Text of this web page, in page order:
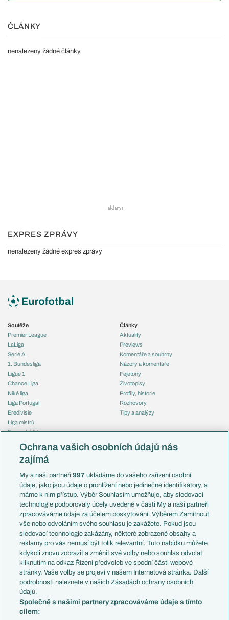
ČLÁNKY
nenalezeny žádné články
EXPRES ZPRÁVY
nenalezeny žádné expres zprávy
Soutěže
Premier League
LaLiga
Serie A
1. Bundesliga
Ligue 1
Chance Liga
Niké liga
Liga Portugal
Eredivisie
Liga mistrů
Evropská liga
Mistrovství světa
Liga národů
Témata
Představení týmů MS
EuroSkauting
PL v kostce
Evropské koeficienty
Přestupy
Přestupové spekulace
Zranění
Kluby
Arsenal FC
Chelsea FC
Manchester United
AC Milán
Články
Aktuality
Previews
Komentáře a souhrny
Názory a komentáře
Fejetony
Životopisy
Profily, historie
Rozhovory
Tipy a analýzy
Česko
Francie
Itálie
Německo
Španělsko
Argentina
Brazílie
Přestupy
Zápasy
Livescore
Tipovací soutěž
Ochrana vašich osobních údajů nás
zajímá
My a naši partneři997 ukládáme do vašeho zařízení osobní
údaje, jako jsou údaje o prohlížení nebo jedinečné identifikátory, a
máme k nim přístup. Výběr Souhlasím umožňuje, aby sledovací
technologie podporovaly účely uvedené v části My a naši partneři
zpracováváme údaje za účelem poskytování. Výběrem Zamítnout
vše nebo odvoláním svého souhlasu je zakážete. Pokud jsou
sledovací technologie zakázány, některé zobrazené obsahy a
reklamy pro vás nemusí být tolik relevantní. Tuto nabídku můžete
kdykoli znovu zobrazit a změnit své volby nebo souhlas odvolat
kliknutím na odkaz Řízení předvoleb ve spodní části webové
stránky. Vaše volby se projeví v našem Internetová stránka. Další
podrobnosti naleznete v našich Zásadách ochrany osobních
údajů.
Společně s našimi partnery zpracováváme údaje s tímto
cílem: